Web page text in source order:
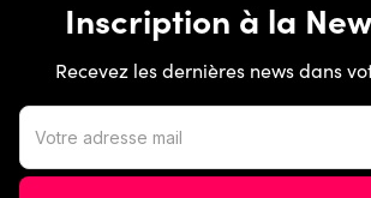
Inscription à la
Recevez les dernières news dans